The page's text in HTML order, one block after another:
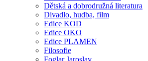
Dětská a dobrodružná literatura
Divadlo, hudba, film
Edice KOD
Edice OKO
Edice PLAMEN
Filosofie
Foglar Jaroslav